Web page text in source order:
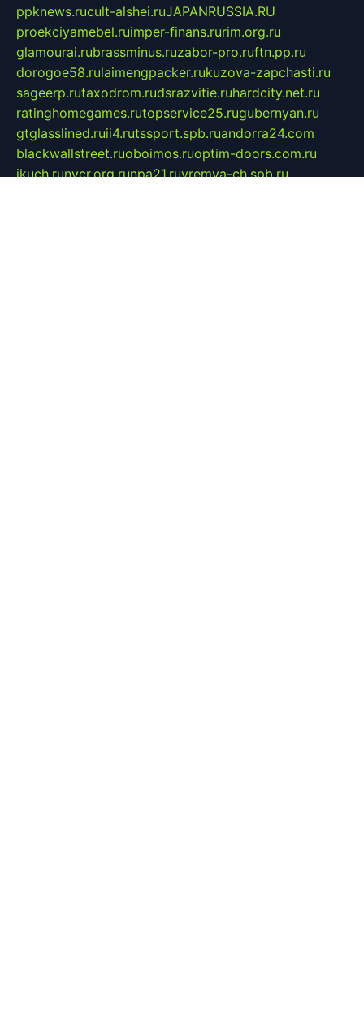
ppknews.rucult-alshei.ruJAPANRUSSIA.RU
proekciyamebel.ruimper-finans.rurim.org.ru
glamourai.rubrassminus.ruzabor-pro.ruftn.pp.ru
dorogoe58.rulaimengpacker.rukuzova-zapchasti.ru
sageerp.rutaxodrom.rudsrazvitie.ruhardcity.net.ru
ratinghomegames.rutopservice25.rugubernyan.ru
gtglasslined.ruii4.rutssport.spb.ruandorra24.com
blackwallstreet.ruoboimos.ruoptim-doors.com.ru
ikuch.runycr.org.runpa21.ruvremya-ch.spb.ru